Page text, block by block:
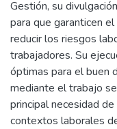
Gestión, su
para que garanticen
reducir los riesgos
trabajadores. Su
óptimas para el buen
mediante el trabajo
principal necesidad
contextos laborales